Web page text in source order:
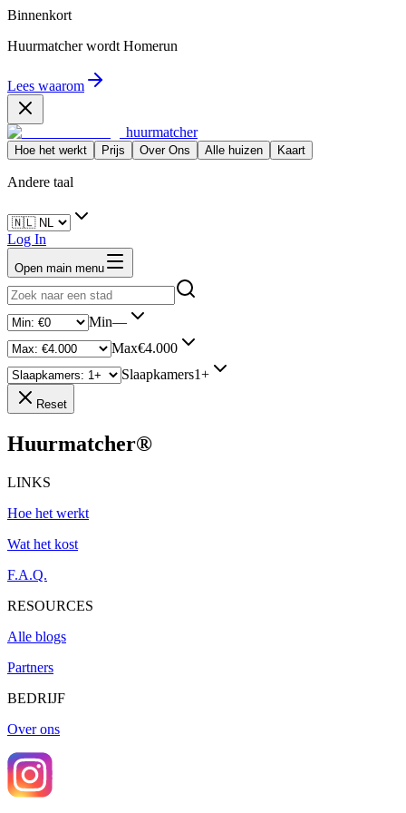
Binnenkort
Huurmatcher wordt Homerun
Lees waarom
huurmatcher
Hoe het werkt Prijs Over Ons Alle huizen Kaart
Andere taal
Log In
Open main menu
Min—
Max€4.000
Slaapkamers1+
Reset
Huurmatcher®
LINKS
Hoe het werkt
Wat het kost
F.A.Q.
RESOURCES
Alle blogs
Partners
BEDRIJF
Over ons